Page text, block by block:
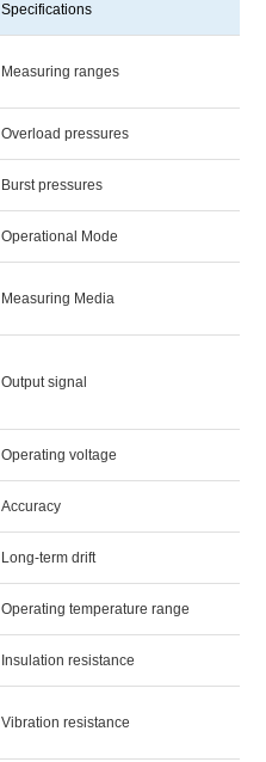
Specifications
Measuring ranges
Overload pressures
Burst pressures
Operational Mode
Measuring Media
Output signal
Operating voltage
Accuracy
Long-term drift
Operating temperature range
Insulation resistance
Vibration resistance